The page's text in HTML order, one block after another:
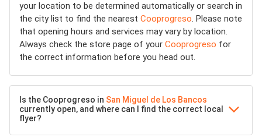
your location to be determined automatically or search in
the city list to find the nearest Cooprogreso. Please note
that opening hours and services may vary by location.
Always check the store page of your Cooprogreso for
the correct information before you head out.
Is the Cooprogreso in San Miguel de Los Bancos
currently open, and where can I find the correct local
flyer?